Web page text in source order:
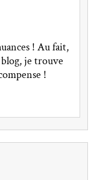
! Au fait,
je trouve
!